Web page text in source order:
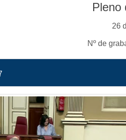
Pleno
26
Nº de